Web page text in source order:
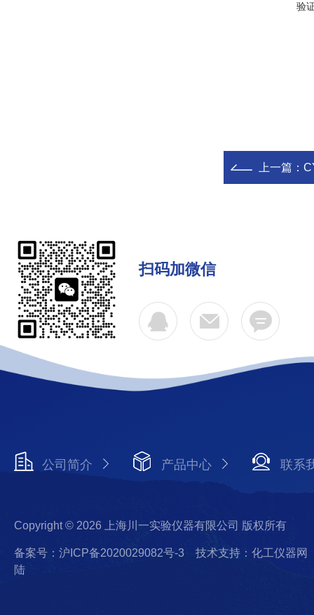
验
上一篇：
扫码加微信
公司简介 产品中心 联系
Copyright © 2026 上海川一实验仪器有限公司 版权所有
备案号：沪ICP备2020029082号-3
技术支持：化工仪器网
陆